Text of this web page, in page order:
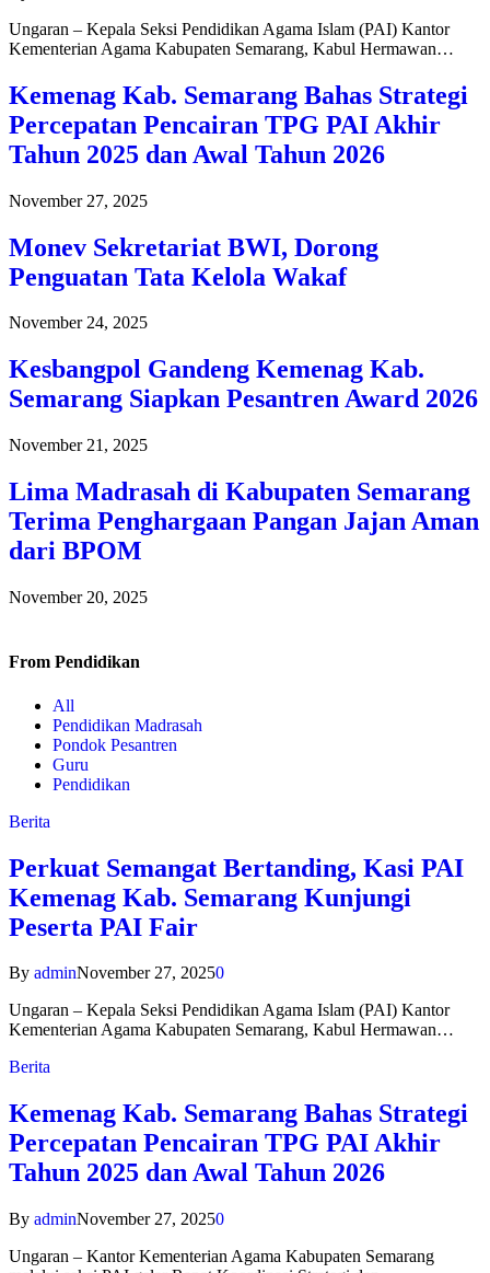
Ungaran – Kepala Seksi Pendidikan Agama Islam (PAI) Kantor
Kementerian Agama Kabupaten Semarang, Kabul Hermawan…
Kemenag Kab. Semarang Bahas Strategi
Percepatan Pencairan TPG PAI Akhir
Tahun 2025 dan Awal Tahun 2026
November 27, 2025
Monev Sekretariat BWI, Dorong
Penguatan Tata Kelola Wakaf
November 24, 2025
Kesbangpol Gandeng Kemenag Kab.
Semarang Siapkan Pesantren Award 2026
November 21, 2025
Lima Madrasah di Kabupaten Semarang
Terima Penghargaan Pangan Jajan Aman
dari BPOM
November 20, 2025
From Pendidikan
All
Pendidikan Madrasah
Pondok Pesantren
Guru
Pendidikan
Berita
Perkuat Semangat Bertanding, Kasi PAI
Kemenag Kab. Semarang Kunjungi
Peserta PAI Fair
By adminNovember 27, 20250
Ungaran – Kepala Seksi Pendidikan Agama Islam (PAI) Kantor
Kementerian Agama Kabupaten Semarang, Kabul Hermawan…
Berita
Kemenag Kab. Semarang Bahas Strategi
Percepatan Pencairan TPG PAI Akhir
Tahun 2025 dan Awal Tahun 2026
By adminNovember 27, 20250
Ungaran – Kantor Kementerian Agama Kabupaten Semarang